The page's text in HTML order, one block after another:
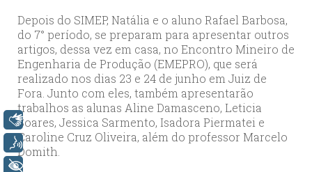
Depois do SIMEP, Natália e o aluno Rafael Barbosa,
do 7° período, se preparam para apresentar outros
artigos, dessa vez em casa, no Encontro Mineiro de
Engenharia de Produção (EMEPRO), que será
realizado nos dias 23 e 24 de junho em Juiz de
Fora. Junto com eles, também apresentarão
trabalhos as alunas Aline Damasceno, Leticia
Soares, Jessica Sarmento, Isadora Piermatei e
Caroline Cruz Oliveira, além do professor Marcelo
Domith.
Libras
Voz